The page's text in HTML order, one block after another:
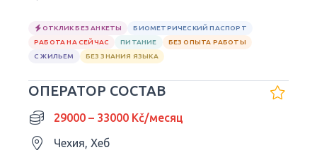
ОТКЛИК БЕЗ АНКЕТЫ
БИОМЕТРИЧЕСКИЙ ПАСПОРТ
РАБОТА НА СЕЙЧАС
ПИТАНИЕ
БЕЗ ОПЫТА РАБОТЫ
С ЖИЛЬЕМ
БЕЗ ЗНАНИЯ ЯЗЫКА
ОПЕРАТОР СОСТАВ
29000 – 33000 Kč/месяц
Чехия, Хеб